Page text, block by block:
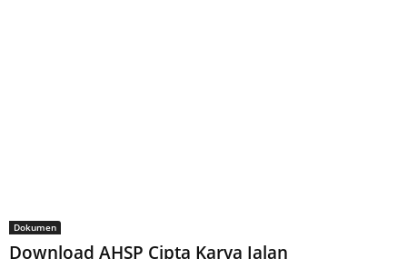
Dokumen
Download AHSP Cipta Karya Jalan